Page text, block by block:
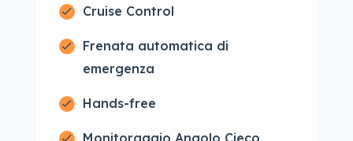
Cruise Control
Frenata automatica di
emergenza
Hands-free
Monitoraggio Angolo Cieco